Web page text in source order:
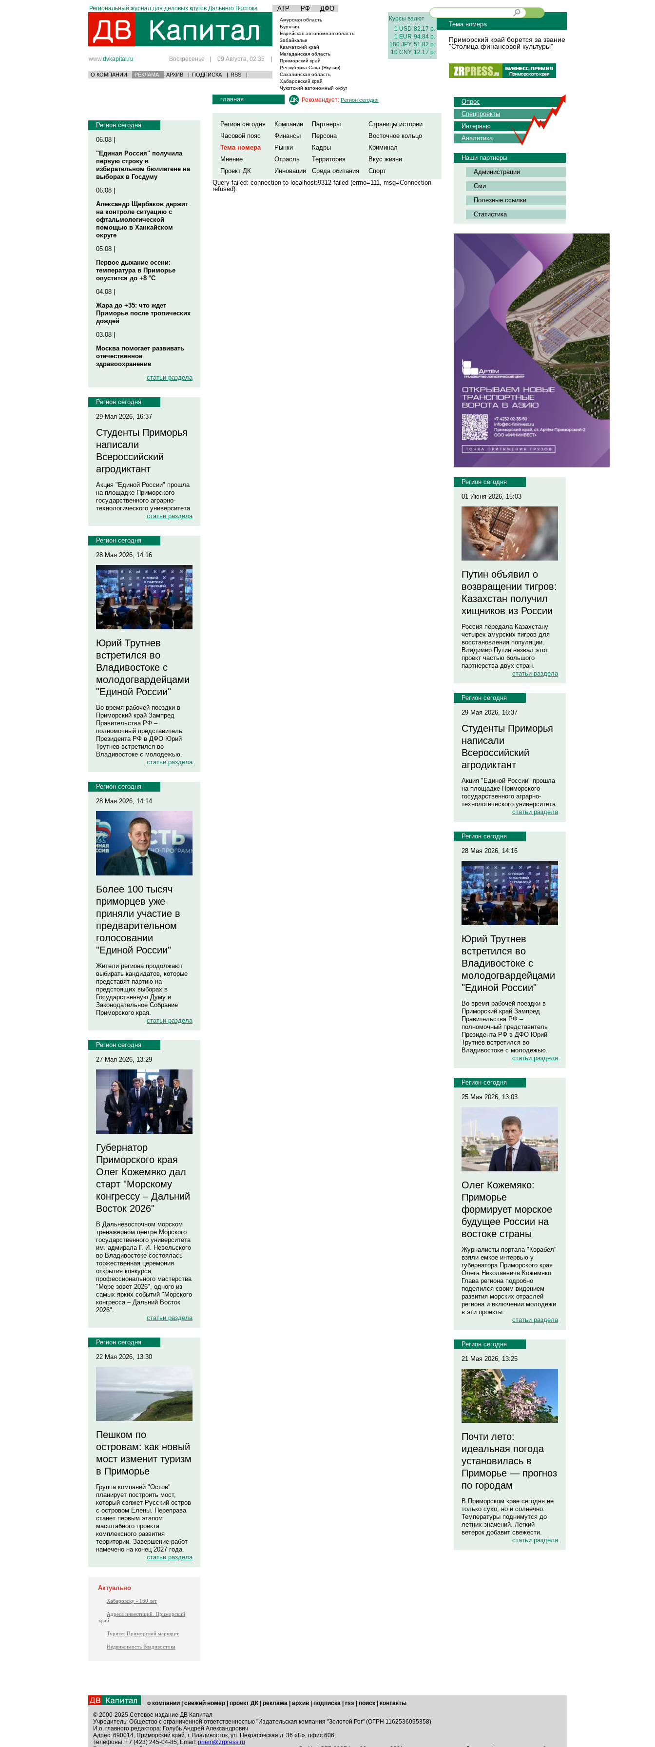
Региональный журнал для деловых кругов Дальнего Востока АТР РФ ДФО
www.dvkapital.ru Воскресенье | 09 Августа, 02:35 |
О КОМПАНИИ РЕКЛАМА АРХИВ | ПОДПИСКА | RSS |
Амурская область
Бурятия
Еврейская автономная область
Забайкалье
Камчатский край
Магаданская область
Приморский край
Республика Саха (Якутия)
Сахалинская область
Хабаровский край
Чукотский автономный округ
Курсы валют
1 USD 82.17 р.
1 EUR 94.84 р.
100 JPY 51.82 р.
10 CNY 12.17 р.
Тема номера
Приморский край борется за звание
"Столица финансовой культуры"
Регион сегодня
06.08 |
"Единая Россия" получила
первую строку в
избирательном бюллетене на
выборах в Госдуму
06.08 |
Александр Щербаков держит
на контроле ситуацию с
офтальмологической
помощью в Ханкайском
округе
05.08 |
Первое дыхание осени:
температура в Приморье
опустится до +8 °C
04.08 |
Жара до +35: что ждет
Приморье после тропических
дождей
03.08 |
Москва помогает развивать
отечественное
здравоохранение
статьи раздела
Регион сегодня
29 Мая 2026, 16:37
Студенты Приморья
написали
Всероссийский
агродиктант
Акция "Единой России" прошла
на площадке Приморского
государственного аграрно-
технологического университета
статьи раздела
Регион сегодня
28 Мая 2026, 14:16
Юрий Трутнев
встретился во
Владивостоке с
молодогвардейцами
"Единой России"
Во время рабочей поездки в
Приморский край Зампред
Правительства РФ –
полномочный представитель
Президента РФ в ДФО Юрий
Трутнев встретился во
Владивостоке с молодежью.
статьи раздела
Регион сегодня
28 Мая 2026, 14:14
Более 100 тысяч
приморцев уже
приняли участие в
предварительном
голосовании
"Единой России"
Жители региона продолжают
выбирать кандидатов, которые
представят партию на
предстоящих выборах в
Государственную Думу и
Законодательное Собрание
Приморского края.
статьи раздела
Регион сегодня
27 Мая 2026, 13:29
Губернатор
Приморского края
Олег Кожемяко дал
старт "Морскому
конгрессу – Дальний
Восток 2026"
В Дальневосточном морском
тренажерном центре Морского
государственного университета
им. адмирала Г. И. Невельского
во Владивостоке состоялась
торжественная церемония
открытия конкурса
профессионального мастерства
"Море зовет 2026", одного из
самых ярких событий "Морского
конгресса – Дальний Восток
2026".
статьи раздела
Регион сегодня
22 Мая 2026, 13:30
Пешком по
островам: как новый
мост изменит туризм
в Приморье
Группа компаний "Остов"
планирует построить мост,
который свяжет Русский остров
с островом Елены. Переправа
станет первым этапом
масштабного проекта
комплексного развития
территории. Завершение работ
намечено на конец 2027 года.
статьи раздела
Актуально
Хабаровску - 160 лет
Адреса инвестиций. Приморский
край
Туризм: Приморский маршрут
Недвижимость Владивостока
главная Рекомендует: Регион сегодня
Регион сегодня Компании Партнеры
Страницы истории
Часовой пояс
Финансы Персона
Восточное кольцо
Тема номера
Рынки Кадры
Криминал
Мнение
Отрасль Территория
Вкус жизни
Проект ДК
Инновации Среда обитания
Спорт
Query failed: connection to localhost:9312 failed (errno=111, msg=Connection
refused).
Опрос
Спецпроекты
Интервью
Аналитика
Наши партнеры
Администрации
Сми
Полезные ссылки
Статистика
Регион сегодня
01 Июня 2026, 15:03
Путин объявил о
возвращении тигров:
Казахстан получил
хищников из России
Россия передала Казахстану
четырех амурских тигров для
восстановления популяции.
Владимир Путин назвал этот
проект частью большого
партнерства двух стран.
статьи раздела
Регион сегодня
29 Мая 2026, 16:37
Студенты Приморья
написали
Всероссийский
агродиктант
Акция "Единой России" прошла
на площадке Приморского
государственного аграрно-
технологического университета
статьи раздела
Регион сегодня
28 Мая 2026, 14:16
Юрий Трутнев
встретился во
Владивостоке с
молодогвардейцами
"Единой России"
Во время рабочей поездки в
Приморский край Зампред
Правительства РФ –
полномочный представитель
Президента РФ в ДФО Юрий
Трутнев встретился во
Владивостоке с молодежью.
статьи раздела
Регион сегодня
25 Мая 2026, 13:03
Олег Кожемяко:
Приморье
формирует морское
будущее России на
востоке страны
Журналисты портала "Корабел"
взяли емкое интервью у
губернатора Приморского края
Олега Николаевича Кожемяко
Глава региона подробно
поделился своим видением
развития морских отраслей
региона и включении молодежи
в эти проекты.
статьи раздела
Регион сегодня
21 Мая 2026, 13:25
Почти лето:
идеальная погода
установилась в
Приморье — прогноз
по городам
В Приморском крае сегодня не
только сухо, но и солнечно.
Температуры поднимутся до
летних значений. Легкий
ветерок добавит свежести.
статьи раздела
о компании свежий номер проект ДК реклама архив подписка rss поиск
контакты
© 2000-2025 Сетевое издание ДВ Капитал
Учредитель: Общество с ограниченной ответственностью "Издательская компания "Золотой Рог" (ОГРН 1162536095358)
И.о. главного редактора: Голубь Андрей Александрович
Адрес: 690014, Приморский край, г. Владивосток, ул. Некрасовская д. 36 «Б», офис 606;
Телефоны: +7 (423) 245-04-85; Email: priem@zrpress.ru